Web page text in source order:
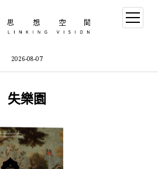
2026-08-07
open
menu
失樂園